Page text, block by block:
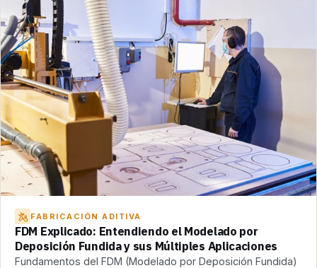
FABRICACIÓN ADITIVA
FDM Explicado: Entendiendo el Modelado por
Deposición Fundida y sus Múltiples Aplicaciones
Fundamentos del FDM (Modelado por Deposición Fundida)